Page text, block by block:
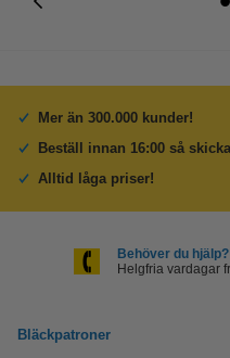
Mer än 300.000 kunder!
Beställ innan 16:00 så
Alltid låga priser!
Behöver du
Helgfria vardagar
Bläckpatroner